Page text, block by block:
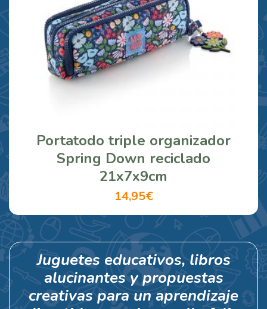
Portatodo triple organizador
Spring Down reciclado
21x7x9cm
14,95€
Juguetes educativos, libros
alucinantes y propuestas
creativas para un aprendizaje